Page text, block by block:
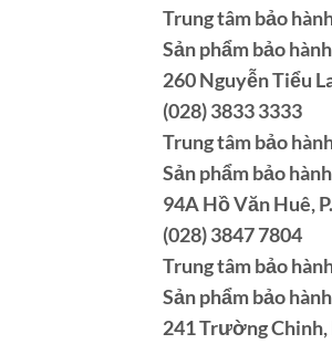
Trung tâm bảo
Sản phẩm bảo
260 Nguyễn Tiểu
(028) 3833 3333
Trung tâm bảo
Sản phẩm bảo
94A Hồ Văn Huê,
(028) 3847 7804
Trung tâm bảo
Sản phẩm bảo
241 Trường Chinh,